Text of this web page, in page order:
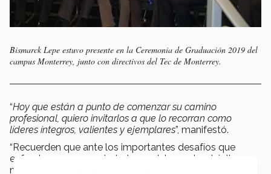
Bismarck Lepe estuvo presente en la Ceremonia de Graduación 2019 del
campus Monterrey, junto con directivos del Tec de Monterrey.
“Hoy que están a punto de comenzar su camino
profesional, quiero invitarlos a que lo recorran como
líderes íntegros, valientes y ejemplares”, manifestó.
“Recuerden que ante los importantes desafíos que
enfrentamos como ciudadanos del mundo, el éxito ya
no puede ser exclusivamente en términos monetarios,